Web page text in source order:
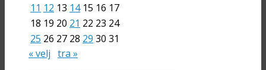
11 12 13 14 15 16 17
18 19 20 21 22 23 24
25 26 27 28 29 30 31
« velj tra »